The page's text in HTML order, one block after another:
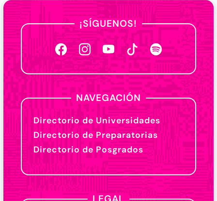
¡SÍGUENOS!
NAVEGACIÓN
Directorio de Universidades
Directorio de Preparatorias
Directorio de Posgrados